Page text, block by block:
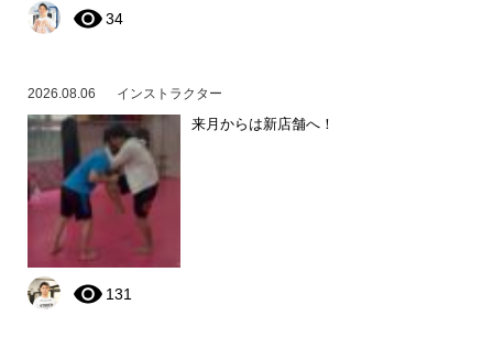
34
2026.08.06 インストラクター
来月からは新店舗へ！
131